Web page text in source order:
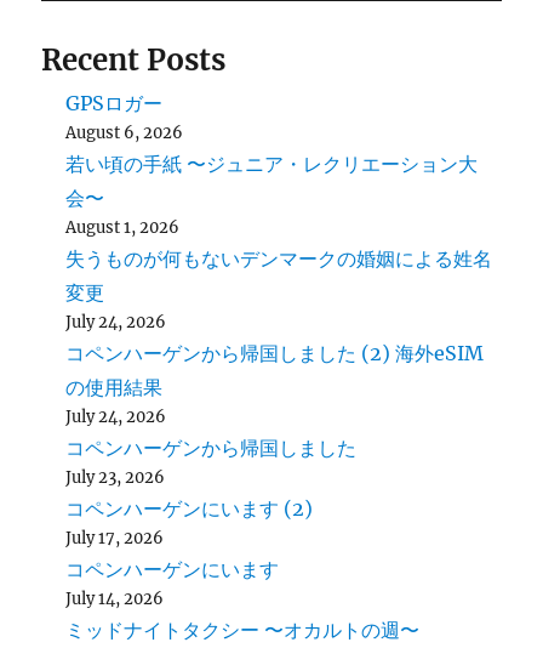
Recent Posts
GPSロガー
August 6, 2026
若い頃の手紙 〜ジュニア・レクリエーション大
会〜
August 1, 2026
失うものが何もないデンマークの婚姻による姓名
変更
July 24, 2026
コペンハーゲンから帰国しました (2) 海外eSIM
の使用結果
July 24, 2026
コペンハーゲンから帰国しました
July 23, 2026
コペンハーゲンにいます (2)
July 17, 2026
コペンハーゲンにいます
July 14, 2026
ミッドナイトタクシー 〜オカルトの週〜